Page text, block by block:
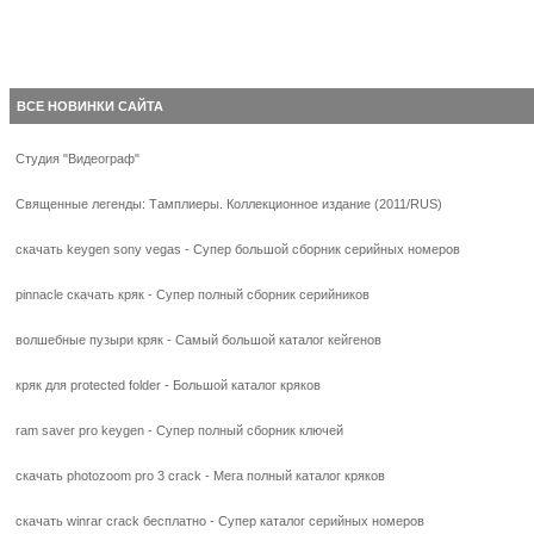
ВСЕ НОВИНКИ САЙТА
Студия "Видеограф"
Священные легенды: Тамплиеры. Коллекционное издание (2011/RUS)
скачать keygen sony vegas - Супер большой сборник серийных номеров
pinnacle скачать кряк - Супер полный сборник серийников
волшебные пузыри кряк - Самый большой каталог кейгенов
кряк для protected folder - Большой каталог кряков
ram saver pro keygen - Супер полный сборник ключей
скачать photozoom pro 3 crack - Мега полный каталог кряков
скачать winrar crack бесплатно - Супер каталог серийных номеров